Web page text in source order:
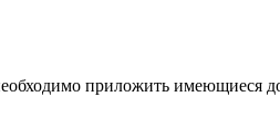
приложить имеющиеся